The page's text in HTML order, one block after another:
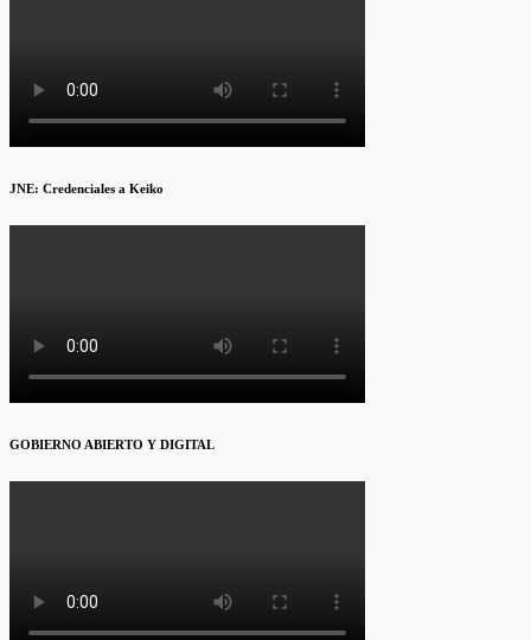
JNE: Credenciales a Keiko
GOBIERNO ABIERTO Y DIGITAL